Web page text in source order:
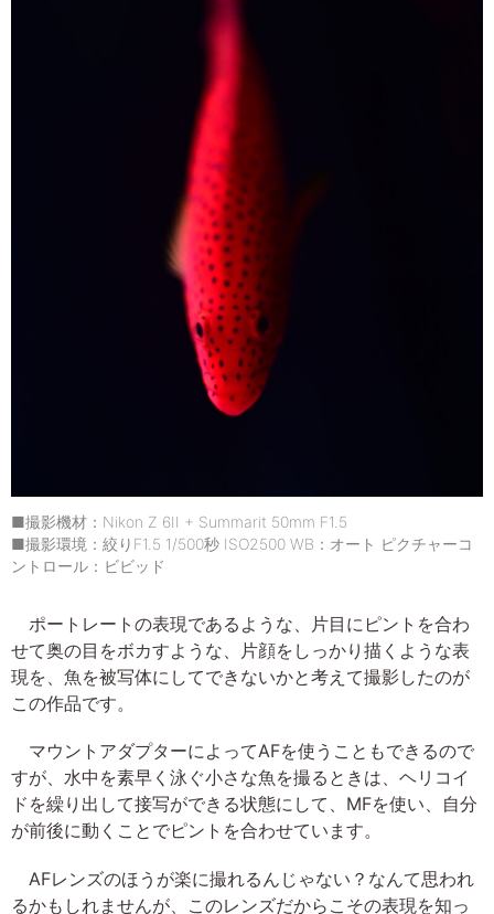
■撮影機材：Nikon Z 6II + Summarit 50mm F1.5
■撮影環境：絞りF1.5 1/500秒 ISO2500 WB：オート ピクチャーコ
ントロール：ビビッド
ポートレートの表現であるような、片目にピントを合わ
せて奥の目をボカすような、片顔をしっかり描くような表
現を、魚を被写体にしてできないかと考えて撮影したのが
この作品です。
マウントアダプターによってAFを使うこともできるので
すが、水中を素早く泳ぐ小さな魚を撮るときは、ヘリコイ
ドを繰り出して接写ができる状態にして、MFを使い、自分
が前後に動くことでピントを合わせています。
AFレンズのほうが楽に撮れるんじゃない？なんて思われ
るかもしれませんが、このレンズだからこその表現を知っ